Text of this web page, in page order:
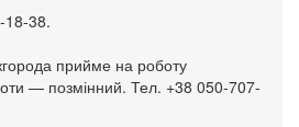
38.
прийме на роботу
— позмінний. Тел. +38 050-707-